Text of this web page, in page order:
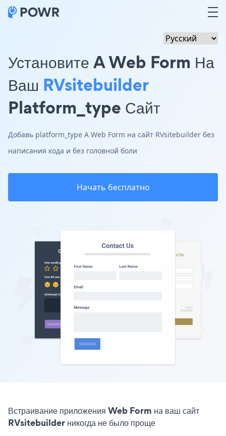
Установите A Web Form На
Ваш RVsitebuilder
Platform_type Сайт
Добавь platform_type A Web Form на сайт RVsitebuilder без
написания кода и без головной боли
Начать бесплатно
Встраивание приложения Web Form на ваш сайт
RVsitebuilder никогда не было проще